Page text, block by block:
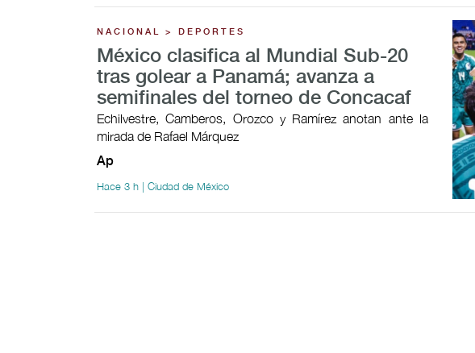
NACIONAL > DEPORTES
México clasifica al Mundial Sub-20
tras golear a Panamá; avanza a
semifinales del torneo de Concacaf
Echilvestre, Camberos, Orozco y Ramírez anotan ante la
mirada de Rafael Márquez
Ap
Hace 3 h | Ciudad de México